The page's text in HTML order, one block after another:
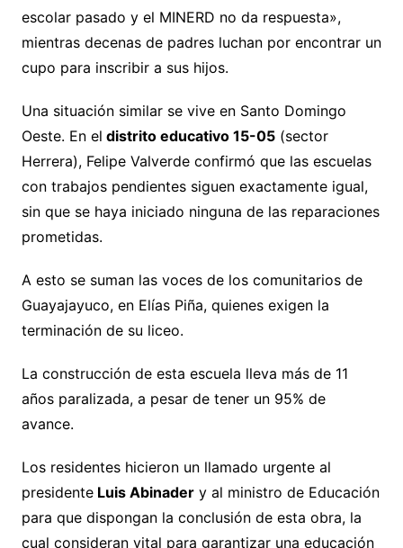
escolar pasado y el MINERD no da respuesta»,
mientras decenas de padres luchan por encontrar un
cupo para inscribir a sus hijos.
Una situación similar se vive en Santo Domingo
Oeste. En el distrito educativo 15-05(sector
Herrera), Felipe Valverde confirmó que las escuelas
con trabajos pendientes siguen exactamente igual,
sin que se haya iniciado ninguna de las reparaciones
prometidas.
A esto se suman las voces de los comunitarios de
Guayajayuco, en Elías Piña, quienes exigen la
terminación de su liceo.
La construcción de esta escuela lleva más de 11
años paralizada, a pesar de tener un 95% de
avance.
Los residentes hicieron un llamado urgente al
presidenteLuis Abinadery al ministro de Educación
para que dispongan la conclusión de esta obra, la
cual consideran vital para garantizar una educación